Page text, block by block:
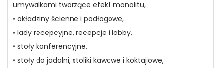
umywalkami tworzące efekt monolitu,
• okładziny ścienne i podłogowe,
• lady recepcyjne, recepcje i lobby,
• stoły konferencyjne,
• stoły do jadalni, stoliki kawowe i koktajlowe,